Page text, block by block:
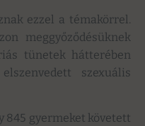
ezzel a témakörrel.
meggyőződésüknek
tünetek hátterében
szexuális
845 gyermeket követett